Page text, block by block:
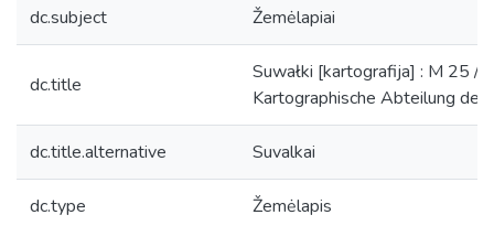
dc.subject Žemėlapiai
dc.title
Suwałki [kartografija] : M 25 /
Kartographische Abteilung der
dc.title.alternative Suvalkai
dc.type Žemėlapis